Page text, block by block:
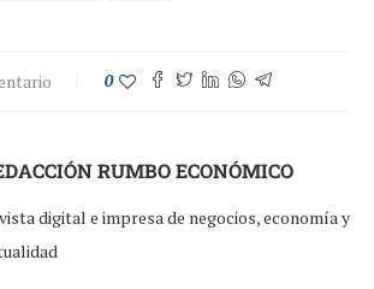
0
RUMBO ECONÓMICO
digital e impresa de negocios, economía y